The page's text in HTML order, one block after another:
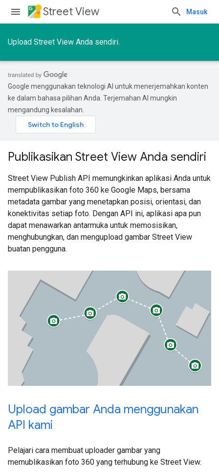
Street View Masuk
Upload Street View Anda sendiri.
Google menggunakan teknologi AI untuk menerjemahkan konten
ke dalam bahasa pilihan Anda. Terjemahan AI mungkin
mengandung kesalahan.
Publikasikan Street View Anda sendiri
Street View Publish API memungkinkan aplikasi Anda untuk
mempublikasikan foto 360 ke Google Maps, bersama
metadata gambar yang menetapkan posisi, orientasi, dan
konektivitas setiap foto. Dengan API ini, aplikasi apa pun
dapat menawarkan antarmuka untuk memosisikan,
menghubungkan, dan mengupload gambar Street View
buatan pengguna.
Upload gambar Anda menggunakan
API kami
Pelajari cara membuat uploader gambar yang
memublikasikan foto 360 yang terhubung ke Street View.